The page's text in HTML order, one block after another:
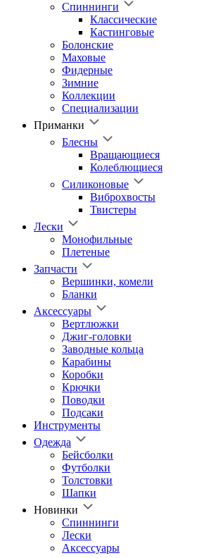
Спиннинги
Классические
Кастинговые
Болонские
Маховые
Фидерные
Зимние
Коллекции
Специализации
Приманки
Блесны
Вращающиеся
Колеблющиеся
Силиконовые
Виброхвосты
Твистеры
Лески
Монофильные
Плетеные
Запчасти
Вершинки, комели
Бланки
Аксессуары
Вертлюжки
Джиг-головки
Заводные кольца
Карабины
Коробки
Крючки
Поводки
Подсаки
Инструменты
Одежда
Бейсболки
Футболки
Толстовки
Шапки
Новинки
Спиннинги
Лески
Аксессуары